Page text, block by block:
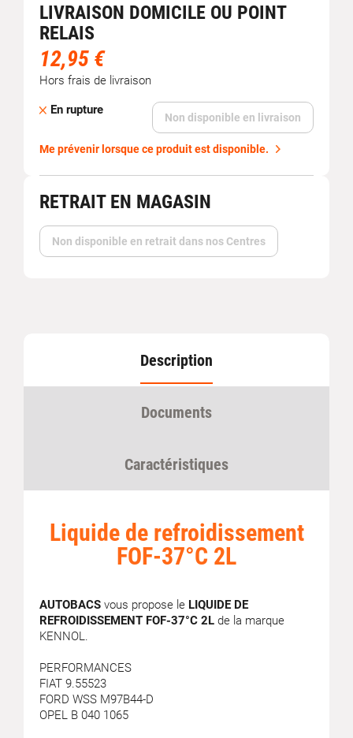
LIVRAISON DOMICILE OU POINT
RELAIS
12,95 €
Hors frais de livraison
En rupture
Non disponible en livraison
Me prévenir lorsque ce produit est disponible.
RETRAIT EN MAGASIN
Non disponible en retrait dans nos Centres
Description
Documents
Caractéristiques
Liquide de refroidissement
FOF-37°C 2L
AUTOBACS vous propose le LIQUIDE DE
REFROIDISSEMENT FOF-37°C 2L de la marque
KENNOL.
PERFORMANCES
FIAT 9.55523
FORD WSS M97B44-D
OPEL B 040 1065